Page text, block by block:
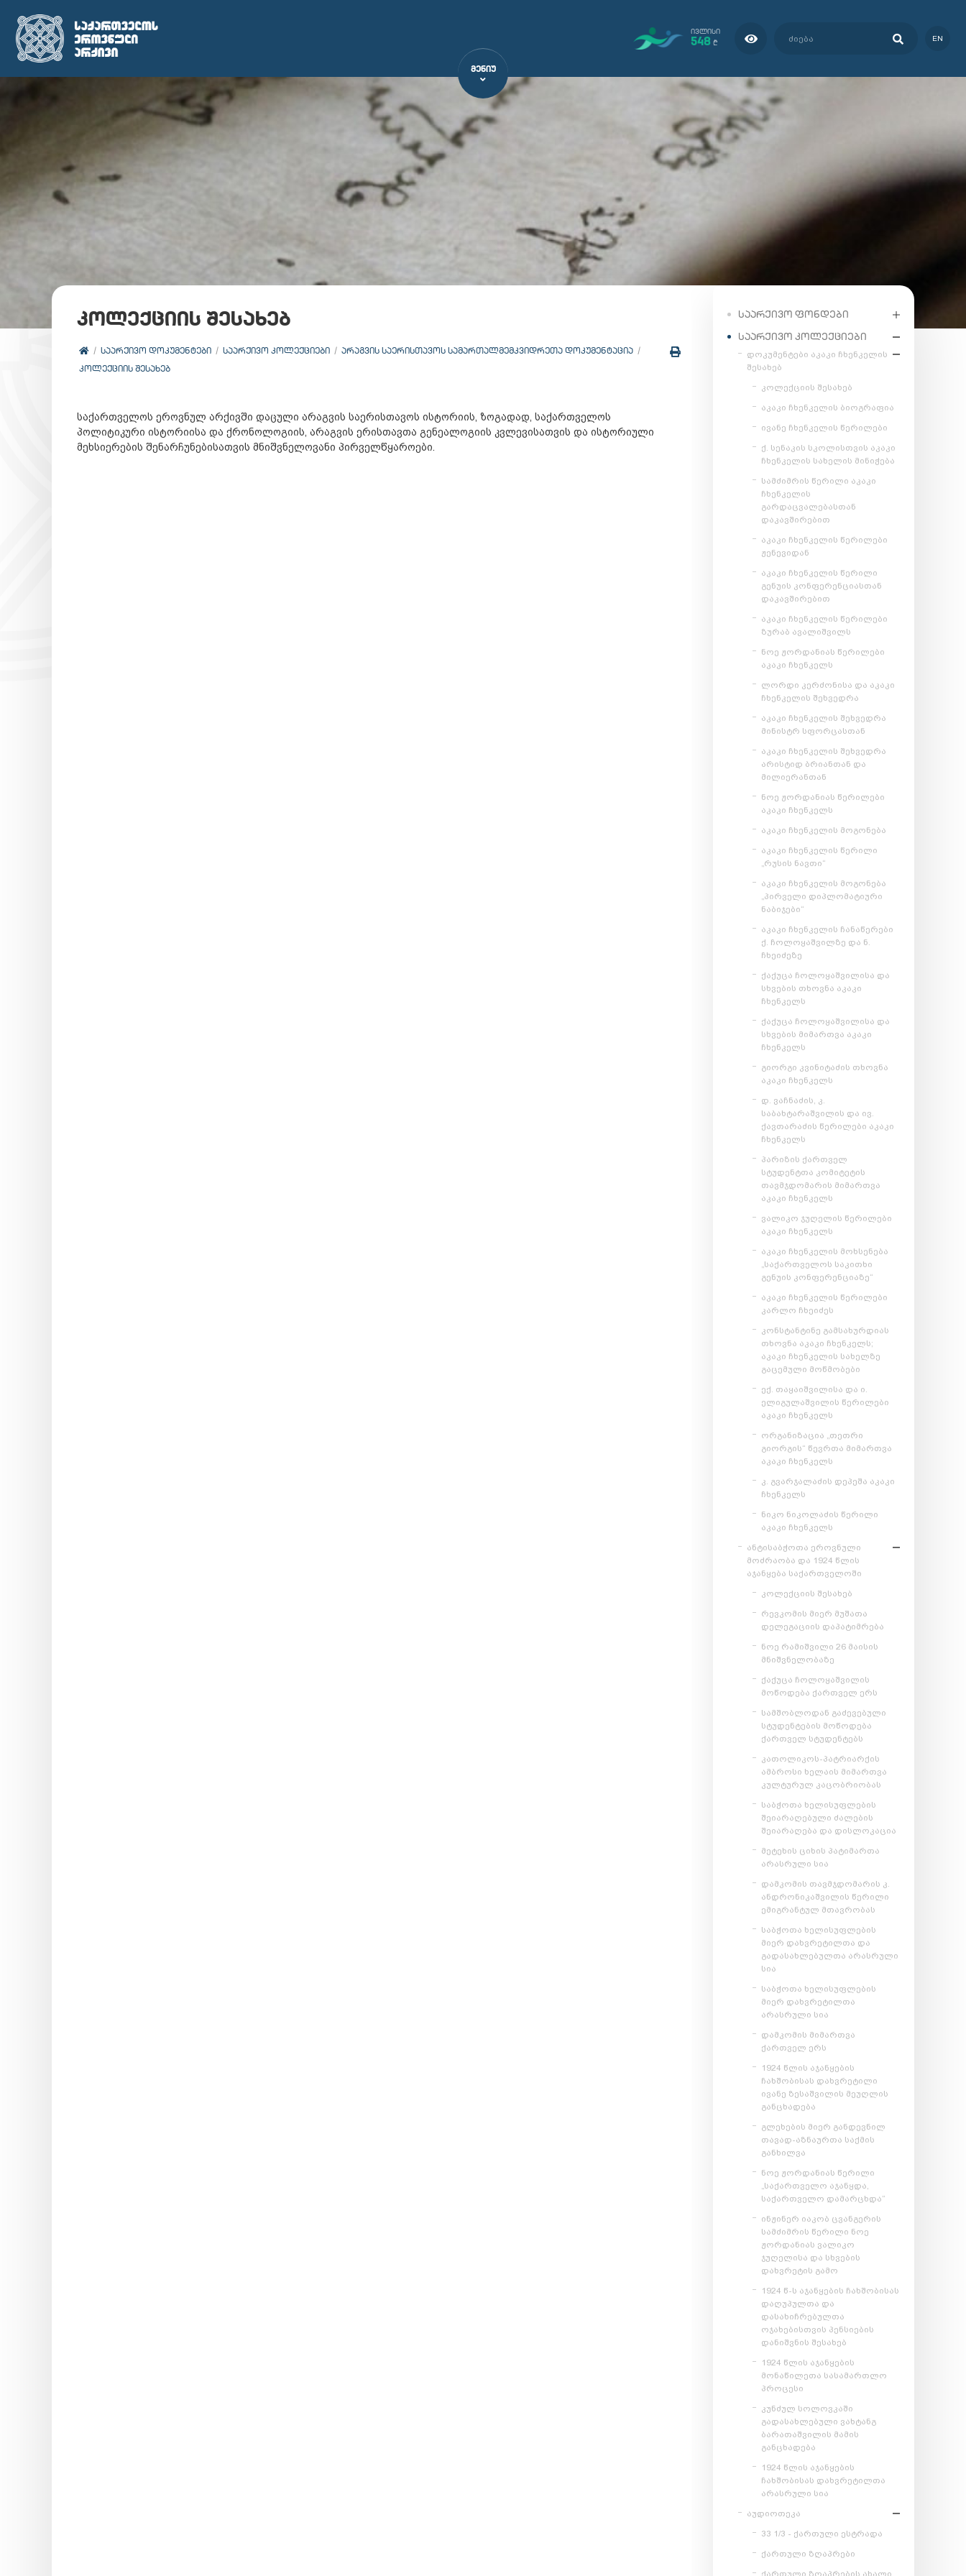
ᲘᲕᲚᲘᲡᲘ
548 ₾ EN
ᲛᲔᲜᲘᲣ
კოლექციის შესახებ
ᲡᲐᲐᲠᲥᲘᲕᲝ ᲓᲝᲙᲣᲛᲔᲜᲢᲔᲑᲘ ᲡᲐᲐᲠᲥᲘᲕᲝ ᲙᲝᲚᲔᲥᲪᲘᲔᲑᲘ
ᲐᲠᲐᲒᲕᲘᲡ ᲡᲐᲔᲠᲘᲡᲗᲐᲕᲝᲡ ᲡᲐᲛᲐᲠᲗᲐᲚᲛᲔᲛᲙᲕᲘᲓᲠᲔᲗᲐ ᲓᲝᲙᲣᲛᲔᲜᲢᲐᲪᲘᲐ
ᲙᲝᲚᲔᲥᲪᲘᲘᲡ ᲨᲔᲡᲐᲮᲔᲑ
საქართველოს ეროვნულ არქივში დაცული არაგვის საერისთავოს ისტორიის, ზოგადად, საქართველოს
პოლიტიკური ისტორიისა და ქრონოლოგიის, არაგვის ერისთავთა გენეალოგიის კვლევისათვის და ისტორიული
მეხსიერების შენარჩუნებისათვის მნიშვნელოვანი პირველწყაროები.
ᲡᲐᲐᲠᲥᲘᲕᲝ ᲤᲝᲜᲓᲔᲑᲘ
ᲡᲐᲐᲠᲥᲘᲕᲝ ᲙᲝᲚᲔᲥᲪᲘᲔᲑᲘ
დოკუმენტები აკაკი ჩხენკელის
შესახებ
კოლექციის შესახებ
აკაკი ჩხენკელის ბიოგრაფია
ივანე ჩხენკელის წერილები
ქ. სენაკის სკოლისთვის აკაკი
ჩხენკელის სახელის მინიჭება
სამძიმრის წერილი აკაკი
ჩხენკელის
გარდაცვალებასთან
დაკავშირებით
აკაკი ჩხენკელის წერილები
ჟენევიდან
აკაკი ჩხენკელის წერილი
გენუის კონფერენციასთან
დაკავშირებით
აკაკი ჩხენკელის წერილები
ზურაბ ავალიშვილს
ნოე ჟორდანიას წერილები
აკაკი ჩხენკელს
ლორდი კერძონისა და აკაკი
ჩხენკელის შეხვედრა
აკაკი ჩხენკელის შეხვედრა
მინისტრ სფორცასთან
აკაკი ჩხენკელის შეხვედრა
არისტიდ ბრიანთან და
მილიერანთან
ნოე ჟორდანიას წერილები
აკაკი ჩხენკელს
აკაკი ჩხენკელის მოგონება
აკაკი ჩხენკელის წერილი
„რუსის ნავთი“
აკაკი ჩხენკელის მოგონება
„პირველი დიპლომატიური
ნაბიჯები“
აკაკი ჩხენკელის ჩანაწერები
ქ. ჩოლოყაშვილზე და ნ.
ჩხეიძეზე
ქაქუცა ჩოლოყაშვილისა და
სხვების თხოვნა აკაკი
ჩხენკელს
ქაქუცა ჩოლოყაშვილისა და
სხვების მიმართვა აკაკი
ჩხენკელს
გიორგი კვინიტაძის თხოვნა
აკაკი ჩხენკელს
დ. ვაჩნაძის, კ.
საბახტარაშვილის და ივ.
ქავთარაძის წერილები აკაკი
ჩხენკელს
პარიზის ქართველ
სტუდენტთა კომიტეტის
თავმჯდომარის მიმართვა
აკაკი ჩხენკელს
ვალიკო ჯუღელის წერილები
აკაკი ჩხენკელს
აკაკი ჩხენკელის მოხსენება
„საქართველოს საკითხი
გენუის კონფერენციაზე“
აკაკი ჩხენკელის წერილები
კარლო ჩხეიძეს
კონსტანტინე გამსახურდიას
თხოვნა აკაკი ჩხენკელს;
აკაკი ჩხენკელის სახელზე
გაცემული მოწმობები
ექ. თაყაიშვილისა და ი.
ელიგულაშვილის წერილები
აკაკი ჩხენკელს
ორგანიზაცია „თეთრი
გიორგის“ წევრთა მიმართვა
აკაკი ჩხენკელს
კ. გვარჯალაძის დეპეშა აკაკი
ჩხენკელს
ნიკო ნიკოლაძის წერილი
აკაკი ჩხენკელს
ანტისაბჭოთა ეროვნული
მოძრაობა და 1924 წლის
აჯანყება საქართველოში
კოლექციის შესახებ
რევკომის მიერ მუშათა
დელეგაციის დაპატიმრება
ნოე რამიშვილი 26 მაისის
მნიშვნელობაზე
ქაქუცა ჩოლოყაშვილის
მოწოდება ქართველ ერს
სამშობლოდან გაძევებული
სტუდენტების მოწოდება
ქართველ სტუდენტებს
კათოლიკოს-პატრიარქის
ამბროსი ხელაის მიმართვა
კულტურულ კაცობრიობას
საბჭოთა ხელისუფლების
შეიარაღებული ძალების
შეიარაღება და დისლოკაცია
მეტეხის ციხის პატიმართა
არასრული სია
დამკომის თავმჯდომარის კ.
ანდრონიკაშვილის წერილი
ემიგრანტულ მთავრობას
საბჭოთა ხელისუფლების
მიერ დახვრეტილთა და
გადასახლებულთა არასრული
სია
საბჭოთა ხელისუფლების
მიერ დახვრეტილთა
არასრული სია
დამკომის მიმართვა
ქართველ ერს
1924 წლის აჯანყების
ჩახშობისას დახვრეტილი
ივანე ზესაშვილის მეუღლის
განცხადება
გლეხების მიერ განდევნილ
თავად-აზნაურთა საქმის
განხილვა
ნოე ჟორდანიას წერილი
„საქართველო აჯანყდა,
საქართველო დამარცხდა“
ინჟინერ იაკობ ცვანგერის
სამძიმრის წერილი ნოე
ჟორდანიას ვალიკო
ჯუღელისა და სხვების
დახვრეტის გამო
1924 წ-ს აჯანყების ჩახშობისას
დაღუპულთა და
დასახიჩრებულთა
ოჯახებისთვის პენსიების
დანიშვნის შესახებ
1924 წლის აჯანყების
მონაწილეთა სასამართლო
პროცესი
კუნძულ სოლოვკაში
გადასახლებული ვახტანგ
ბარათაშვილის მამის
განცხადება
1924 წლის აჯანყების
ჩახშობისას დახვრეტილთა
არასრული სია
აუდიოთეკა
33 1/3 - ქართული ესტრადა
ქართული ზღაპრები
ქართული ზღაპრების ახალი